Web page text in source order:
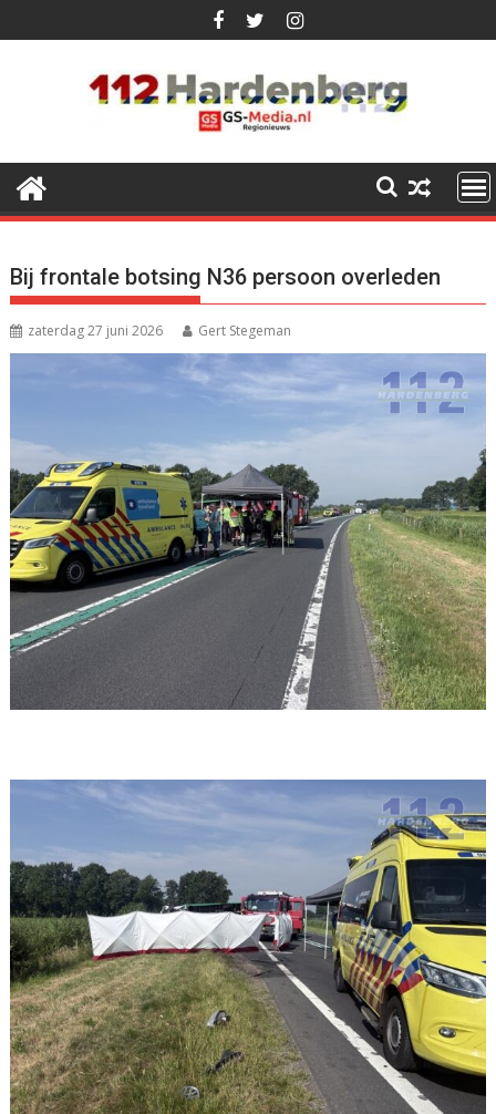
naar
Bij frontale botsing N36 persoon overleden
zaterdag 27 juni 2026 Gert Stegeman